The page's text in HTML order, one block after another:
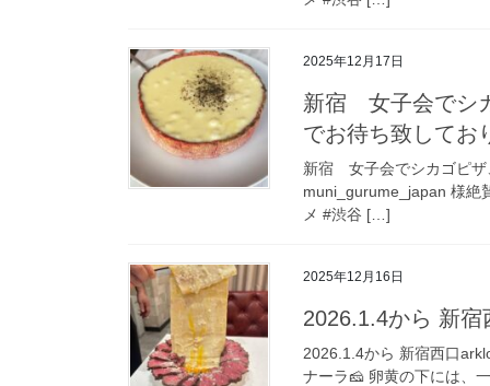
2025年12月17日
新宿 女子会でシ
でお待ち致してお
新宿 女子会でシカゴピザ
muni_gurume_japan 様絶
メ #渋谷 […]
2025年12月16日
2026.1.4から 新宿
2026.1.4から 新宿西口
ナーラ🧀 卵黄の下には、